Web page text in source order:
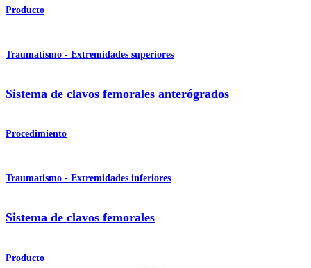
Producto
Traumatismo - Extremidades superiores
Sistema de clavos femorales anterógrados
Procedimiento
Traumatismo - Extremidades inferiores
Sistema de clavos femorales
Producto